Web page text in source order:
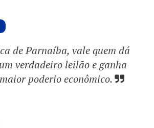
de Parnaíba, vale quem dá
verdadeiro leilão e ganha
poderio econômico.